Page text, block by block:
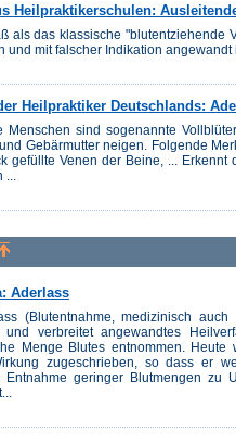
Heilpraktikerschulen:
als das klassische "blutentziehende
und mit falscher Indikation
Heilpraktiker Deutschlands:
Menschen sind sogenannte
Gebärmutter neigen. Folgende
gefüllte Venen der Beine, ...
Aderlass
(Blutentnahme, medizinisch
und verbreitet angewandtes
Menge Blutes entnommen.
zugeschrieben, so dass er
Entnahme geringer Blutmengen zu